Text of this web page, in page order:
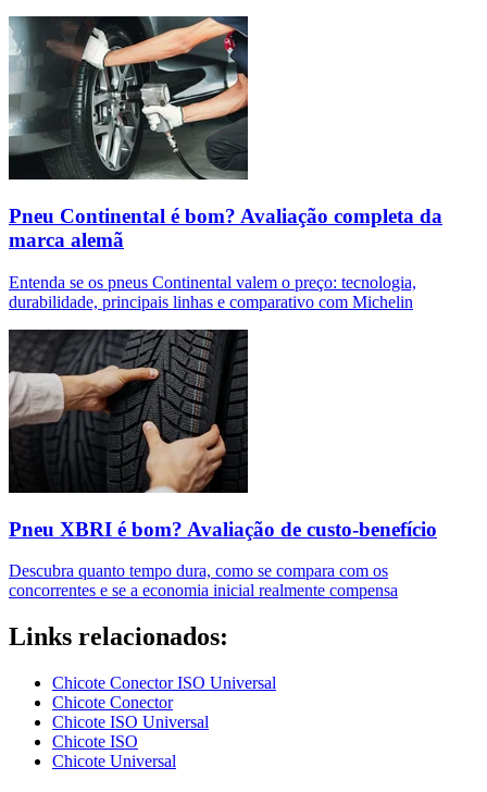
Pneu Continental é bom? Avaliação completa da
marca alemã
Entenda se os pneus Continental valem o preço: tecnologia,
durabilidade, principais linhas e comparativo com Michelin
Pneu XBRI é bom? Avaliação de custo-benefício
Descubra quanto tempo dura, como se compara com os
concorrentes e se a economia inicial realmente compensa
Links relacionados:
Chicote Conector ISO Universal
Chicote Conector
Chicote ISO Universal
Chicote ISO
Chicote Universal